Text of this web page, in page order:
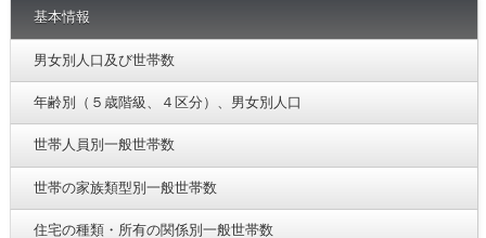
基本情報
男女別人口及び世帯数
年齢別（５歳階級、４区分）、男女別人口
世帯人員別一般世帯数
世帯の家族類型別一般世帯数
住宅の種類・所有の関係別一般世帯数